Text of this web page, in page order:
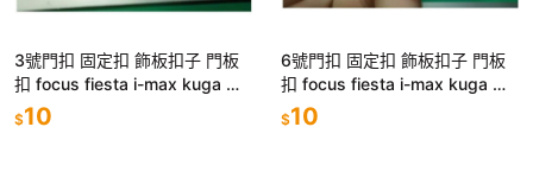
3號門扣 固定扣 飾板扣子 門板
扣 focus fiesta i-max kuga ma
v mondeo tierra
$10
6號門扣 固定扣 飾板扣子 門板
扣 focus fiesta i-max kuga ma
v mondeo tierra
$10